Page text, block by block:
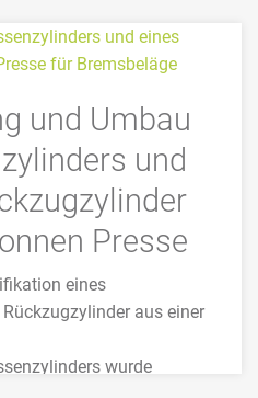
und Umbau
und
Presse
eines
aus einer
wurde